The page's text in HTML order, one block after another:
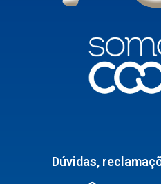
Dúvidas,